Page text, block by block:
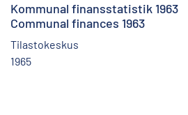
Kommunal finansstatistik 1963
Communal finances 1963
Tilastokeskus
1965